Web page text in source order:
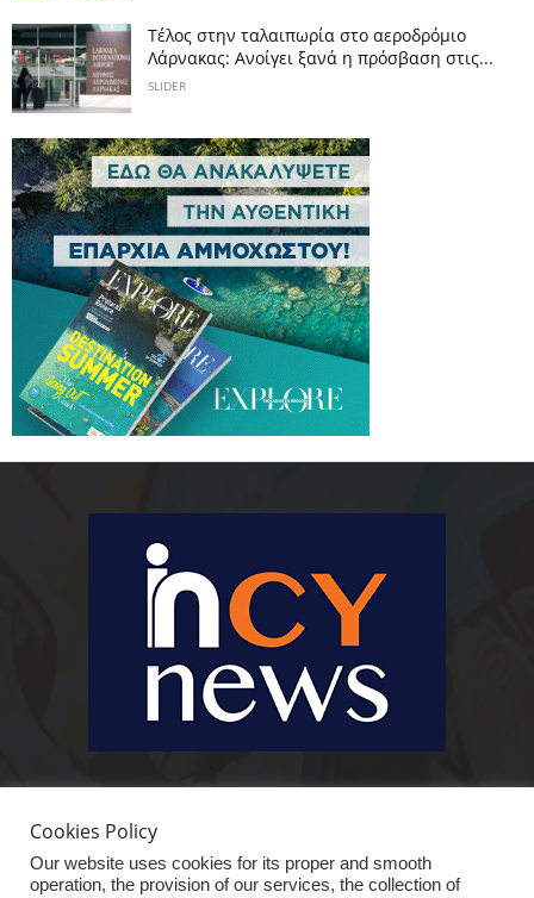
Tέλος στην ταλαιπωρία στο αεροδρόμιο
Λάρνακας: Ανοίγει ξανά η πρόσβαση στις...
SLIDER
είστε πραγματικά in cynews στην επικαιρότητα.
Cookies Policy
Our website uses cookies for its proper and smooth
operation, the provision of our services, the collection of